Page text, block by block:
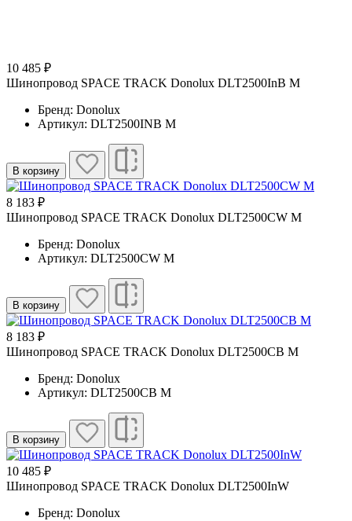
10 485 ₽
Шинопровод SPACE TRACK Donolux DLT2500InB M
Бренд: Donolux
Артикул: DLT2500INB M
В корзину
8 183 ₽
Шинопровод SPACE TRACK Donolux DLT2500CW M
Бренд: Donolux
Артикул: DLT2500CW M
В корзину
8 183 ₽
Шинопровод SPACE TRACK Donolux DLT2500CB M
Бренд: Donolux
Артикул: DLT2500CB M
В корзину
10 485 ₽
Шинопровод SPACE TRACK Donolux DLT2500InW
Бренд: Donolux